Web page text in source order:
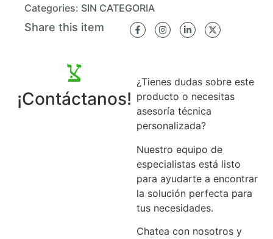
¡Contáctanos!
¿Tienes dudas sobre este
producto o necesitas
asesoría técnica
personalizada?
Nuestro equipo de
especialistas está listo
para ayudarte a encontrar
la solución perfecta para
tus necesidades.
Chatea con nosotros y
Categories: SIN CATEGORIA
Share this item